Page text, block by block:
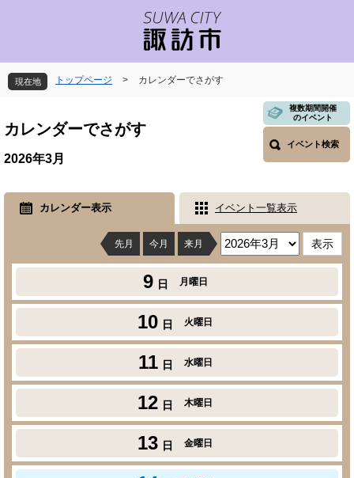
先
頭
す
を
飛
し
本
へ
現在地 トップページ > カレンダーでさがす
文
カレンダーでさがす
複数期間開催
のイベント
イベント検索
2026年3月
カレンダー表示 イベント一覧表示
先月 今月 来月
9 日 月曜日
10 日 火曜日
11 日 水曜日
12 日 木曜日
13 日 金曜日